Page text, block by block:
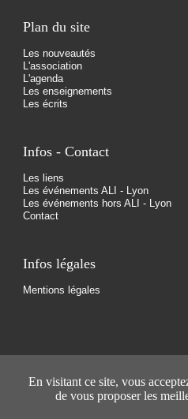
Plan du site
Les nouveautés
L'association
L'agenda
Les enseignements
Les écrits
Infos - Contact
Les liens
Les événements ALI - Lyon
Les événements hors ALI - Lyon
Contact
Infos légales
Mentions légales
En visitant ce site, vous
de vous proposer les